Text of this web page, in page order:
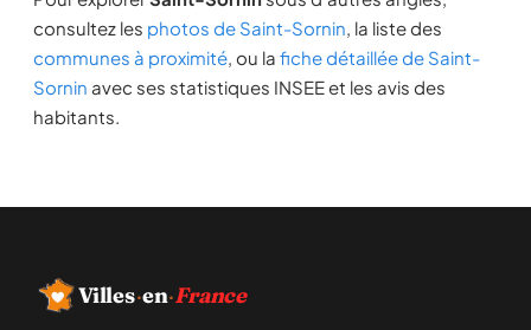
consultez les photos de Saint-Sornin, la liste des
communes à proximité, ou la fiche détaillée de Saint-
Sornin avec ses statistiques INSEE et les avis des
habitants.
Villes·en·France